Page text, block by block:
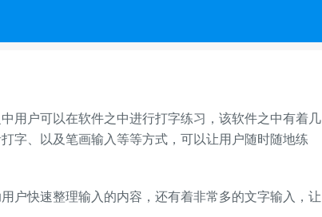
户可以在软件之中进行打字练习，该软件之中有着几
字、以及笔画输入等等方式，可以让用户随时随地练
快速整理输入的内容，还有着非常多的文字输入，让